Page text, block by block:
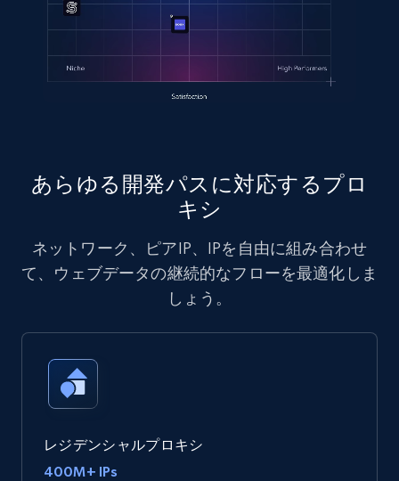
あらゆる開発パスに対応するプロ
キシ
ネットワーク、ピアIP、IPを自由に組み合わせ
て、ウェブデータの継続的なフローを最適化しま
しょう。
レジデンシャルプロキシ
400M+ IPs